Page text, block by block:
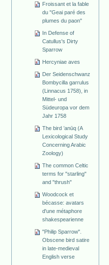
Froissant et la fable
du "Geai paré des
plumes du paon"
In Defense of
Catullus's Dirty
Sparrow
Hercyniae aves
Der Seidenschwanz
Bombycilla garrulus
(Linnacus 1758), in
Mittel- und
Südeuropa vor dem
Jahr 1758
The bird ’anūq (A
Lexicological Study
Concerning Arabic
Zoology)
The common Celtic
terms for "starling"
and "thrush"
Woodcock et
bécasse: avatars
d'une métaphore
shakespearienne
"Philip Sparrow".
Obscene bird satire
in late-medieval
English verse